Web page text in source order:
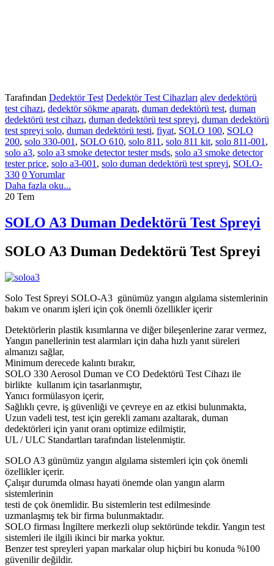
Tarafından Dedektör Test Dedektör Test Cihazları alev dedektörü
test cihazı, dedektör sökme aparatı, duman dedektörü test, duman
dedektörü test cihazı, duman dedektörü test spreyi, duman dedektörü
test spreyi solo, duman dedektörü testi, fiyat, SOLO 100, SOLO
200, solo 330-001, SOLO 610, solo 811, solo 811 kit, solo 811-001,
solo a3, solo a3 smoke detector tester msds, solo a3 smoke detector
tester price, solo a3-001, solo duman dedektörü test spreyi, SOLO-
330 0 Yorumlar
Daha fazla oku...
20 Tem
SOLO A3 Duman Dedektörü Test Spreyi
SOLO A3 Duman Dedektörü Test Spreyi
Solo Test Spreyi SOLO-A3 günümüz yangın algılama sistemlerinin
bakım ve onarım işleri için çok önemli özellikler içerir
Detektörlerin plastik kısımlarına ve diğer bileşenlerine zarar vermez,
Yangın panellerinin test alarmları için daha hızlı yanıt süreleri
almanızı sağlar,
Minimum derecede kalıntı bırakır,
SOLO 330 Aerosol Duman ve CO Dedektörü Test Cihazı ile
birlikte kullanım için tasarlanmıştır,
Yanıcı formülasyon içerir,
Sağlıklı çevre, iş güvenliği ve çevreye en az etkisi bulunmakta,
Uzun vadeli test, test için gerekli zamanı azaltarak, duman
dedektörleri için yanıt oranı optimize edilmiştir,
UL / ULC Standartları tarafından listelenmiştir.
SOLO A3 günümüz yangın algılama sistemleri için çok önemli
özellikler içerir.
Çalışır durumda olması hayati önemde olan yangın alarm
sistemlerinin
testi de çok önemlidir. Bu sistemlerin test edilmesinde
uzmanlaşmış tek bir firma bulunmaktadır.
SOLO firması İngiltere merkezli olup sektöründe tekdir. Yangın test
sistemleri ile ilgili ikinci bir marka yoktur.
Benzer test spreyleri yapan markalar olup hiçbiri bu konuda %100
güvenilir değildir.